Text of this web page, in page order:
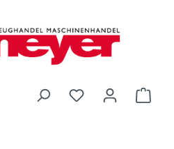
Du hast 0